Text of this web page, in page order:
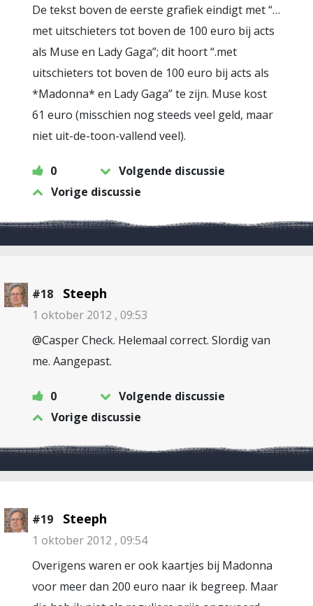
De tekst boven de eerste grafiek eindigt met “…
met uitschieters tot boven de 100 euro bij acts
als Muse en Lady Gaga”; dit hoort “.met
uitschieters tot boven de 100 euro bij acts als
*Madonna* en Lady Gaga” te zijn. Muse kost
61 euro (misschien nog steeds veel geld, maar
niet uit-de-toon-vallend veel).
0
Volgende discussie
Vorige discussie
#18 Steeph
1 oktober 2012 , 09:53
@Casper Check. Helemaal correct. Slordig van
me. Aangepast.
0
Volgende discussie
Vorige discussie
#19 Steeph
1 oktober 2012 , 09:54
Overigens waren er ook kaartjes bij Madonna
voor meer dan 200 euro naar ik begreep. Maar